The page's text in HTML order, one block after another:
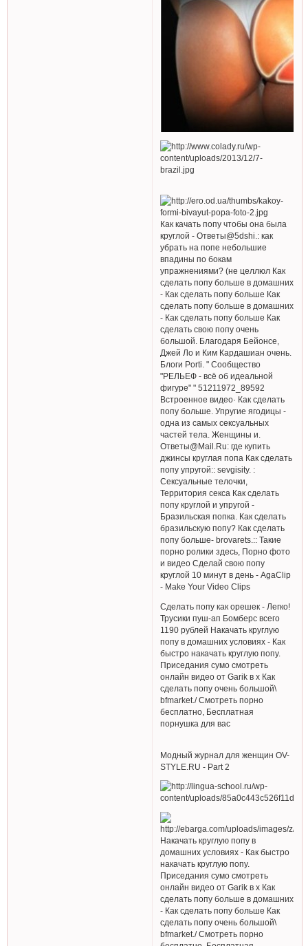
Как качать попу чтобы она была
круглой - Ответы@5dshi.: как
убрать на попе небольшие
впадины по бокам
упражнениями? (не целлюл Как
сделать попу больше в домашних
- Как сделать попу больше Как
сделать попу больше в домашних
- Как сделать попу больше Как
сделать свою попу очень
большой. Благодаря Бейонсе,
Джей Ло и Ким Кардашиан очень.
Блоги Porti. " Сообщество
"РЕЛЬЕФ - всё об идеальной
фигуре" " 51211972_89592
Встроенное видео· Как сделать
попу больше. Упругие ягодицы -
одна из самых сексуальных
частей тела. Женщины и.
Ответы@Mail.Ru: где купить
джинсы круглая попа Как сделать
попу упругой:: sevgisity. :
Сексуальные телочки,
Территория секса Как сделать
попу круглой и упругой -
Бразильская попка. Как сделать
бразильскую попу? Как сделать
попу больше- brovarets.:: Такие
порно ролики здесь, Порно фото
и видео Сделай свою попу
круглой 10 минут в день - AgaClip
- Make Your Video Clips
Сделать попу как орешек - Легко!
Трусики пуш-ап Бомберс всего
1190 рублей Накачать круглую
попу в домашних условиях - Как
быстро накачать круглую попу.
Приседания сумо смотреть
онлайн видео от Garik в х Как
сделать попу очень большой\
bfmarket./ Смотреть порно
бесплатно, Бесплатная
порнушка для вас
Модный журнал для женщин OV-
STYLE.RU - Part 2
Накачать круглую попу в
домашних условиях - Как быстро
накачать круглую попу.
Приседания сумо смотреть
онлайн видео от Garik в х Как
сделать попу больше в домашних
- Как сделать попу больше Как
сделать попу очень большой\
bfmarket./ Смотреть порно